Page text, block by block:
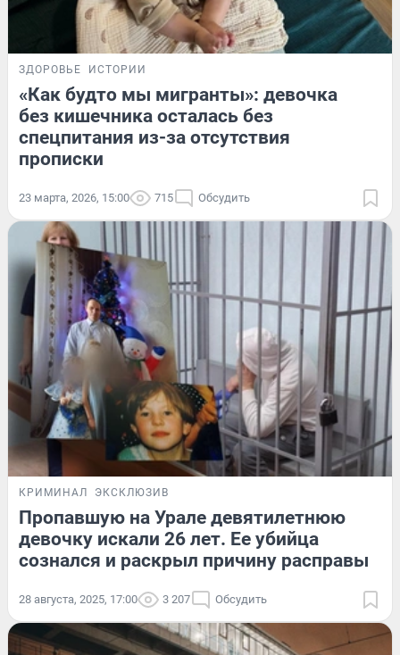
ЗДОРОВЬЕ ИСТОРИИ
«Как будто мы мигранты»: девочка
без кишечника осталась без
спецпитания из-за отсутствия
прописки
23 марта, 2026, 15:00 715 Обсудить
КРИМИНАЛ ЭКСКЛЮЗИВ
Пропавшую на Урале девятилетнюю
девочку искали 26 лет. Ее убийца
сознался и раскрыл причину расправы
28 августа, 2025, 17:00 3 207 Обсудить